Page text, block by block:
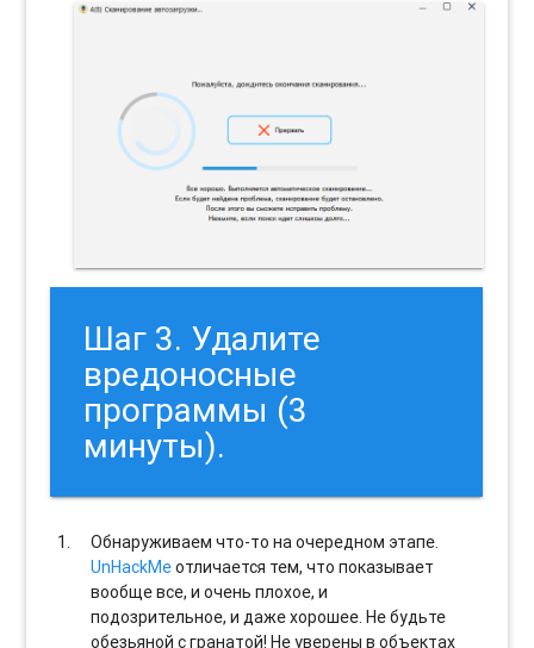
Шаг 3. Удалите
вредоносные
программы (3
минуты).
Обнаруживаем что-то на очередном этапе.
UnHackMeотличается тем, что показывает
вообще все, и очень плохое, и
подозрительное, и даже хорошее. Не будьте
обезьяной с гранатой! Не уверены в объектах